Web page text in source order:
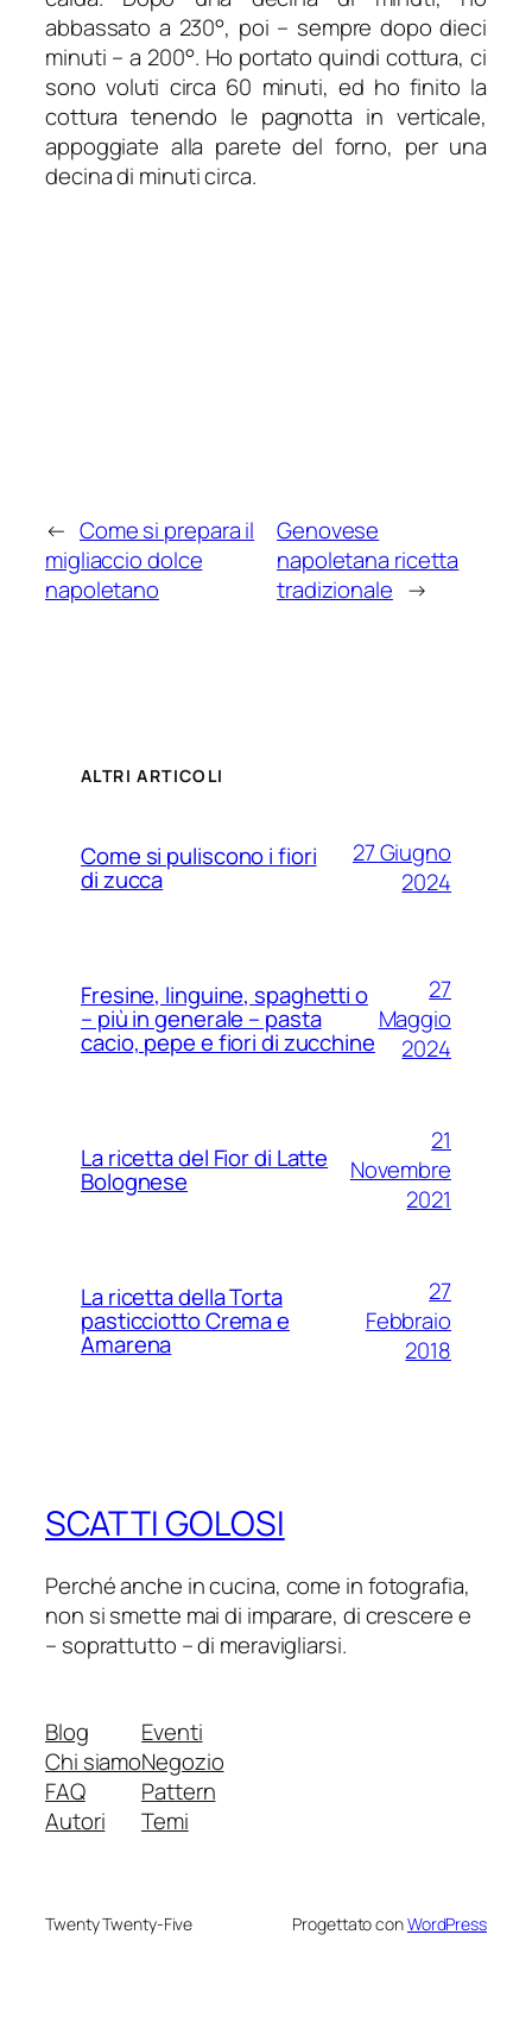
abbassato a 230°, poi – sempre dopo dieci
minuti – a 200°. Ho portato quindi cottura, ci
sono voluti circa 60 minuti, ed ho finito la
cottura tenendo le pagnotta in verticale,
appoggiate alla parete del forno, per una
decina di minuti circa.
← Come si prepara il
migliaccio dolce
napoletano
Genovese
napoletana ricetta
tradizionale →
ALTRI ARTICOLI
Come si puliscono i fiori
di zucca
27 Giugno
2024
Fresine, linguine, spaghetti o
– più in generale – pasta
cacio, pepe e fiori di zucchine
27
Maggio
2024
La ricetta del Fior di Latte
Bolognese
21
Novembre
2021
La ricetta della Torta
pasticciotto Crema e
Amarena
27
Febbraio
2018
SCATTI GOLOSI
Perché anche in cucina, come in fotografia,
non si smette mai di imparare, di crescere e
– soprattutto – di meravigliarsi.
Blog
Chi siamo
FAQ
Autori
Eventi
Negozio
Pattern
Temi
Twenty Twenty-Five Progettato conWordPress